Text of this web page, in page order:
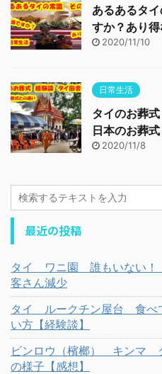
あるあるタ
すか？あり
2020/11/10
日常生活
タイのお葬
日本のお葬
2020/11/8
最近の投稿
タイ ワニ園 誰もいない
客さん減少
タイ ルークチン屋台 食
い方【経験談】
ビンロウ（檳榔） キンマ
の様子【感想】